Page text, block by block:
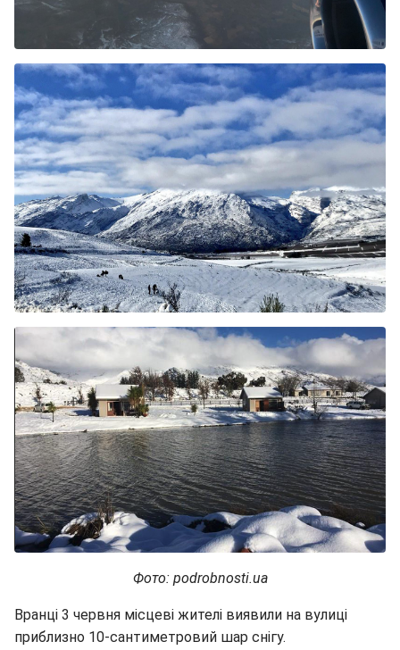
Фото: podrobnosti.ua
Вранці 3 червня місцеві жителі виявили на вулиці
приблизно 10-сантиметровий шар снігу.